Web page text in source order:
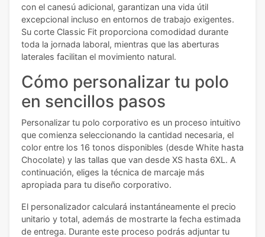
con el canesú adicional, garantizan una vida útil
excepcional incluso en entornos de trabajo exigentes.
Su corte Classic Fit proporciona comodidad durante
toda la jornada laboral, mientras que las aberturas
laterales facilitan el movimiento natural.
Cómo personalizar tu polo
en sencillos pasos
Personalizar tu polo corporativo es un proceso intuitivo
que comienza seleccionando la cantidad necesaria, el
color entre los 16 tonos disponibles (desde White hasta
Chocolate) y las tallas que van desde XS hasta 6XL. A
continuación, eliges la técnica de marcaje más
apropiada para tu diseño corporativo.
El personalizador calculará instantáneamente el precio
unitario y total, además de mostrarte la fecha estimada
de entrega. Durante este proceso podrás adjuntar tu